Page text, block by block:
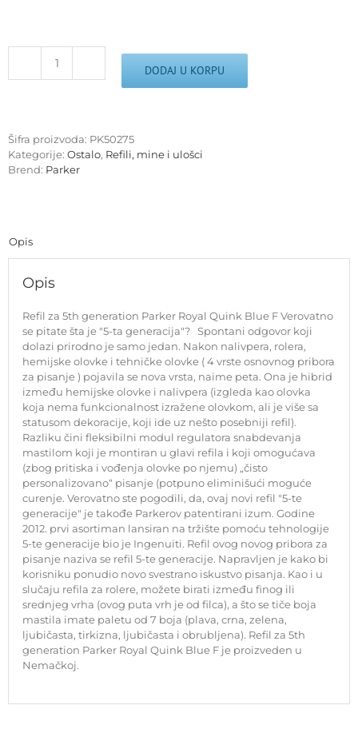
Refil
Royal
Quink
Blue
DODAJ U KORPU
Šifra proizvoda: PK50275
Kategorije: Ostalo, Refili, mine i ulošci
Brend: Parker
Opis
Opis
Refil za 5th generation Parker Royal Quink Blue F Verovatno
se pitate šta je "5-ta generacija"? Spontani odgovor koji
dolazi prirodno je samo jedan. Nakon nalivpera, rolera,
hemijske olovke i tehničke olovke ( 4 vrste osnovnog pribora
za pisanje ) pojavila se nova vrsta, naime peta. Ona je hibrid
između hemijske olovke i nalivpera (izgleda kao olovka
koja nema funkcionalnost izražene olovkom, ali je više sa
statusom dekoracije, koji ide uz nešto posebniji refil).
Razliku čini fleksibilni modul regulatora snabdevanja
mastilom koji je montiran u glavi refila i koji omogućava
(zbog pritiska i vođenja olovke po njemu) „čisto
personalizovano“ pisanje (potpuno eliminišući moguće
curenje. Verovatno ste pogodili, da, ovaj novi refil "5-te
generacije" je takođe Parkerov patentirani izum. Godine
2012. prvi asortiman lansiran na tržište pomoću tehnologije
5-te generacije bio je Ingenuiti. Refil ovog novog pribora za
pisanje naziva se refil 5-te generacije. Napravljen je kako bi
korisniku ponudio novo svestrano iskustvo pisanja. Kao i u
slučaju refila za rolere, možete birati između finog ili
srednjeg vrha (ovog puta vrh je od filca), a što se tiče boja
mastila imate paletu od 7 boja (plava, crna, zelena,
ljubičasta, tirkizna, ljubičasta i obrubljena). Refil za 5th
generation Parker Royal Quink Blue F je proizveden u
Nemačkoj.